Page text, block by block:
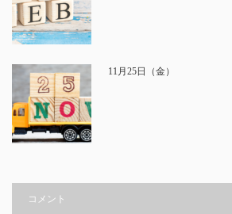
11月25日（金）
コメント